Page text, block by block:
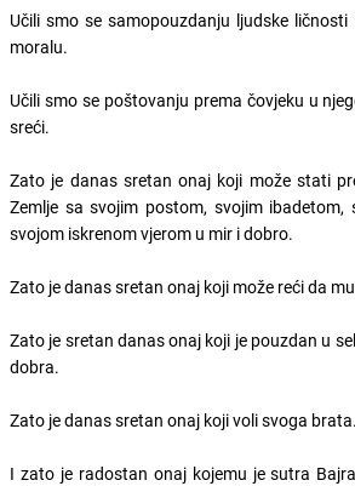
Učili smo se samopouzdanju ljudske
moralu.
Učili smo se poštovanju prema čovjeku u
sreći.
Zato je danas sretan onaj koji može stati
Zemlje sa svojim postom, svojim
svojom iskrenom vjerom u mir i dobro.
Zato je danas sretan onaj koji može reći da
Zato je sretan danas onaj koji je pouzdan u
dobra.
Zato je danas sretan onaj koji voli svoga brata.
I zato je radostan onaj kojemu je sutra